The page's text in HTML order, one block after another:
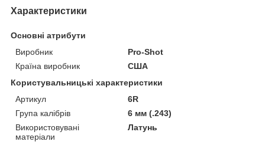
Характеристики
Основні атрибути
Виробник
Pro-Shot
Країна виробник
США
Користувальницькі характеристики
Артикул
6R
Група калібрів
6 мм (.243)
Використовувані
матеріали
Латунь